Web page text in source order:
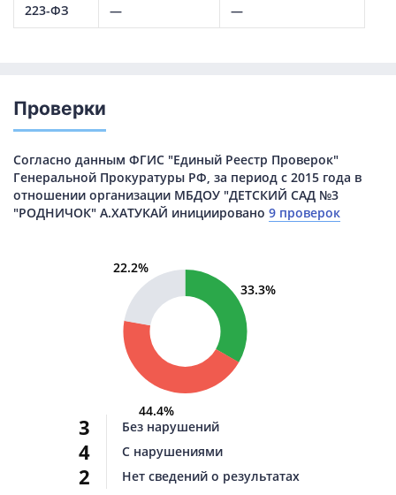
223-ФЗ — —
Проверки
Согласно данным ФГИС "Единый Реестр Проверок"
Генеральной Прокуратуры РФ, за период с 2015 года в
отношении организации МБДОУ "ДЕТСКИЙ САД №3
"РОДНИЧОК" А.ХАТУКАЙ инициировано 9 проверок
33.3%
44.4%
22.2%
3
4
2
Без нарушений
С нарушениями
Нет сведений о результатах